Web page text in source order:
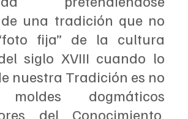
una tradición que no
fija” de la cultura
siglo XVIII cuando lo
nuestra Tradición es no
dogmáticos
del Conocimiento,